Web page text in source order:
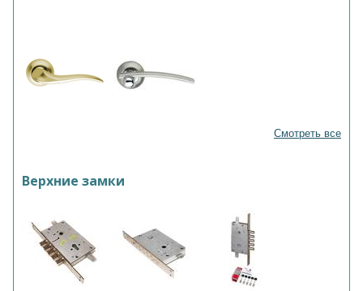
Смотреть все
Верхние замки